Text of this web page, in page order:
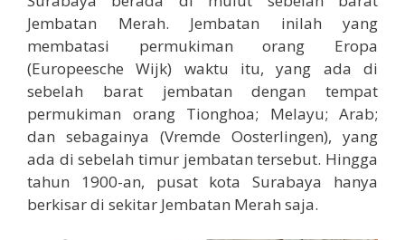
Jembatan Merah. Jembatan inilah yang
membatasi permukiman orang Eropa
(Europeesche Wijk) waktu itu, yang ada di
sebelah barat jembatan dengan tempat
permukiman orang Tionghoa; Melayu; Arab;
dan sebagainya (Vremde Oosterlingen), yang
ada di sebelah timur jembatan tersebut. Hingga
tahun 1900-an, pusat kota Surabaya hanya
berkisar di sekitar Jembatan Merah saja.